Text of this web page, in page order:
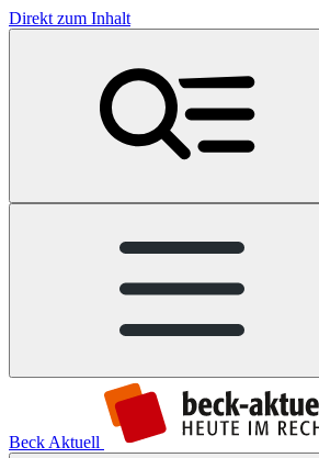
Direkt zum Inhalt
Beck Aktuell